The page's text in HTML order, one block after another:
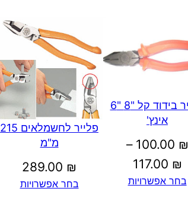
פלייר בידוד קל "8 "6
אינץ'
100.00 ₪
–
117.00 ₪
מחירים:בחר אפשרויות
פלייר לחשמלאים 215
מ"מ
289.00 ₪
בחר אפשרויות